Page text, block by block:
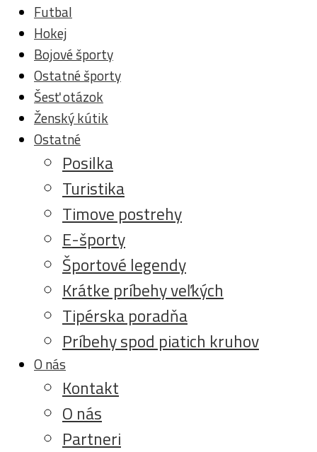
Futbal
Hokej
Bojové športy
Ostatné športy
Šesť otázok
Ženský kútik
Ostatné
Posilka
Turistika
Timove postrehy
E-športy
Športové legendy
Krátke príbehy veľkých
Tipérska poradňa
Príbehy spod piatich kruhov
O nás
Kontakt
O nás
Partneri